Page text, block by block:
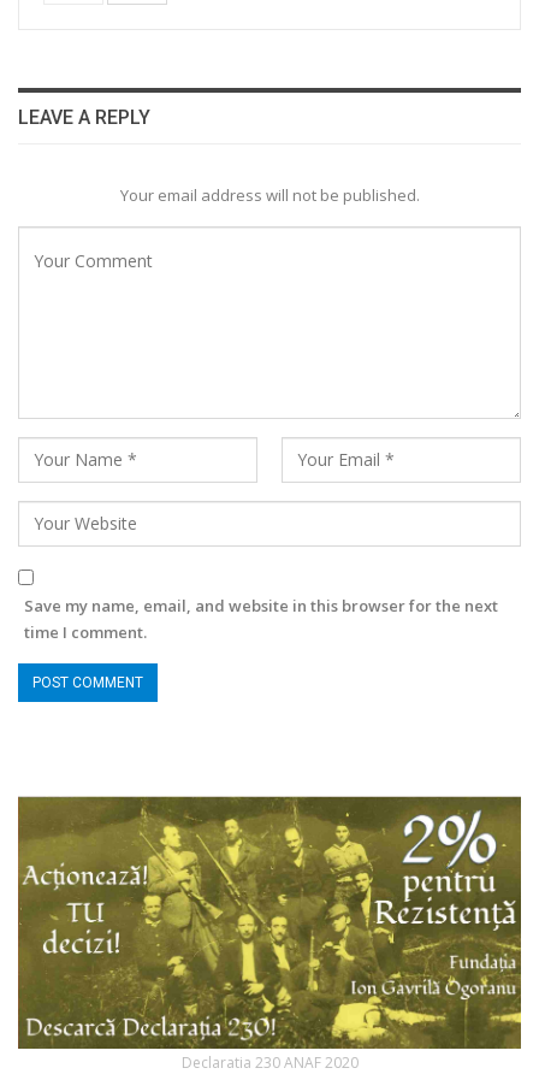
LEAVE A REPLY
Your email address will not be published.
Save my name, email, and website in this browser for the next
time I comment.
Declaratia 230 ANAF 2020